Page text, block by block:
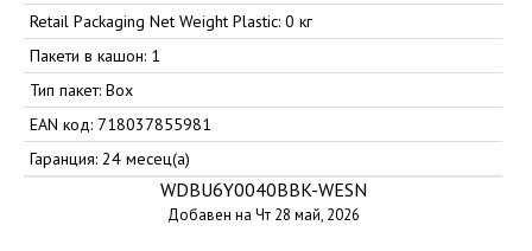
Retail Packaging Net Weight Plastic: 0 кг
Пакети в кашон: 1
Тип пакет: Box
EAN код: 718037855981
Гаранция: 24 месец(а)
WDBU6Y0040BBK-WESN
Добавен на Чт 28 май, 2026